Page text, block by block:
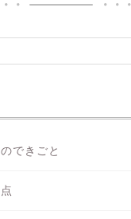
できごと